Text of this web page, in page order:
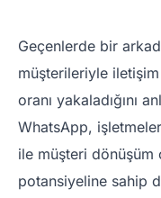
Geçenlerde bir
müşterileriyle
oranı yakaladığını
WhatsApp,
ile müşteri dönüşüm
potansiyeline sahip